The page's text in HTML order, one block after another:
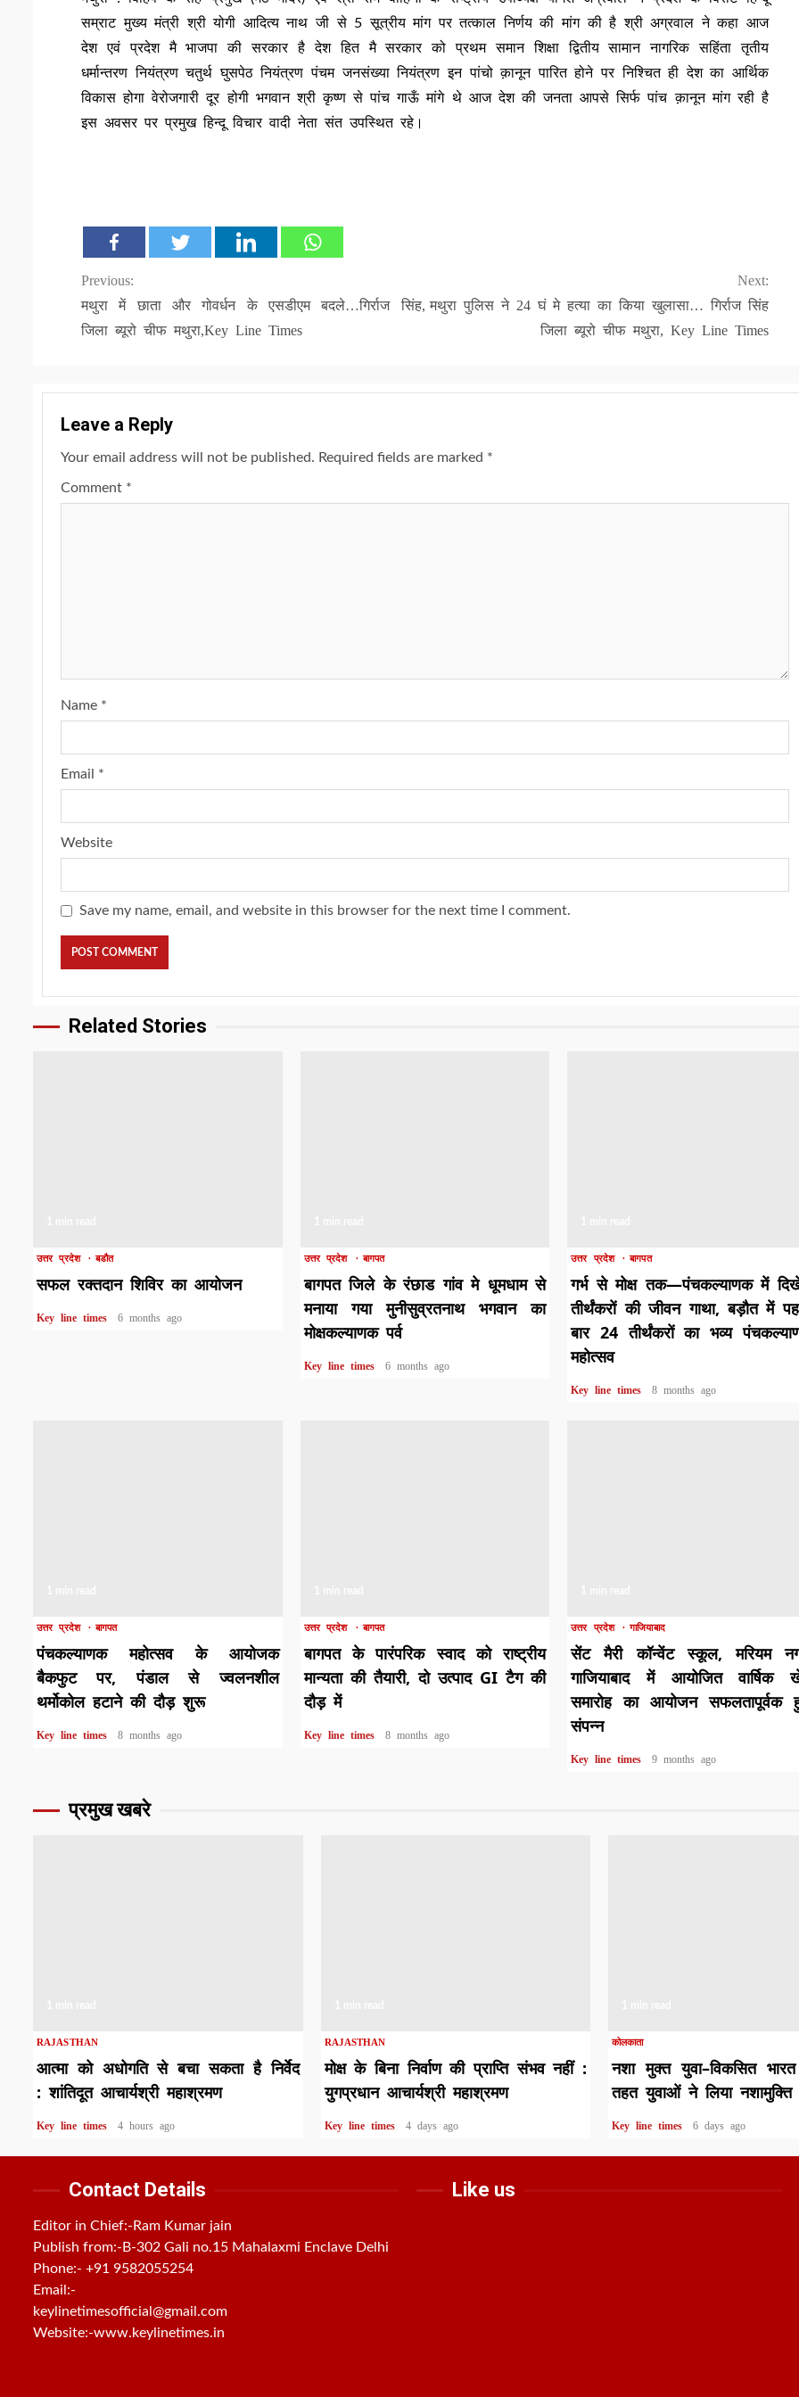
सम्राट मुख्य मंत्री श्री योगी आदित्य नाथ जी से 5 सूत्रीय मांग पर तत्काल निर्णय की मांग की है श्री अग्रवाल ने कहा आज
देश एवं प्रदेश मै भाजपा की सरकार है देश हित मै सरकार को प्रथम समान शिक्षा द्वितीय सामान नागरिक सहिंता तृतीय
धर्मान्तरण नियंत्रण चतुर्थ घुसपेठ नियंत्रण पंचम जनसंख्या नियंत्रण इन पांचो क़ानून पारित होने पर निश्चित ही देश का आर्थिक
विकास होगा वेरोजगारी दूर होगी भगवान श्री कृष्ण से पांच गाऊँ मांगे थे आज देश की जनता आपसे सिर्फ पांच क़ानून मांग रही है
इस अवसर पर प्रमुख हिन्दू विचार वादी नेता संत उपस्थित रहे।
Continue
Reading
Previous:
मथुरा में छाता और गोवर्धन के एसडीएम बदले…गिर्राज सिंह,
जिला ब्यूरो चीफ मथुरा,Key Line Times
Next:
मथुरा पुलिस ने 24 घं मे हत्या का किया खुलासा… गिर्राज सिंह
जिला ब्यूरो चीफ मथुरा, Key Line Times
Leave a Reply
Your email address will not be published. Required fields are marked *
Comment *
Name *
Email *
Website
Save my name, email, and website in this browser for the next time I comment.
Related Stories
उत्तर प्रदेश बडौत
सफल रक्तदान शिविर का आयोजन
Key line times 6 months ago
उत्तर प्रदेश बागपत
बागपत जिले के रंछाड गांव मे धूमधाम से
मनाया गया मुनीसुव्रतनाथ भगवान का
मोक्षकल्याणक पर्व
Key line times 6 months ago
उत्तर प्रदेश बागपत
गर्भ से मोक्ष तक—पंचकल्याणक में
तीर्थंकरों की जीवन गाथा, बड़ौत में
बार 24 तीर्थंकरों का भव्य
महोत्सव
Key line times 8 months ago
उत्तर प्रदेश बागपत
पंचकल्याणक महोत्सव के आयोजक
बैकफुट पर, पंडाल से ज्वलनशील
थर्मोकोल हटाने की दौड़ शुरू
Key line times 8 months ago
उत्तर प्रदेश बागपत
बागपत के पारंपरिक स्वाद को राष्ट्रीय
मान्यता की तैयारी, दो उत्पाद GI टैग की
दौड़ में
Key line times 8 months ago
उत्तर प्रदेश गाजियाबाद
सेंट मैरी कॉन्वेंट स्कूल, मरियम
गाजियाबाद में आयोजित वार्षिक
समारोह का आयोजन सफलतापूर्वक
संपन्न
Key line times 9 months ago
प्रमुख खबरे
RAJASTHAN
आत्मा को अधोगति से बचा सकता है निर्वेद
: शांतिदूत आचार्यश्री महाश्रमण
Key line times 4 hours ago
RAJASTHAN
मोक्ष के बिना निर्वाण की प्राप्ति संभव नहीं :
युगप्रधान आचार्यश्री महाश्रमण
Key line times 4 days ago
कोलकाता
नशा मुक्त युवा–विकसित
तहत युवाओं ने लिया
Key line times 6 days ago
Contact Details
Editor in Chief:-Ram Kumar jain
Publish from:- B-302 Gali no.15 Mahalaxmi Enclave Delhi
Phone:- +91 9582055254
Email:-
keylinetimesofficial@gmail.com
Website:-www.keylinetimes.in
Like us